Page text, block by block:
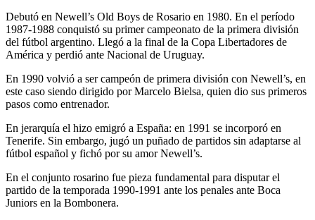
Debutó en Newell’s Old Boys de Rosario en 1980. En el período
1987-1988 conquistó su primer campeonato de la primera división
del fútbol argentino. Llegó a la final de la Copa Libertadores de
América y perdió ante Nacional de Uruguay.
En 1990 volvió a ser campeón de primera división con Newell’s, en
este caso siendo dirigido por Marcelo Bielsa, quien dio sus primeros
pasos como entrenador.
En jerarquía el hizo emigró a España: en 1991 se incorporó en
Tenerife. Sin embargo, jugó un puñado de partidos sin adaptarse al
fútbol español y fichó por su amor Newell’s.
En el conjunto rosarino fue pieza fundamental para disputar el
partido de la temporada 1990-1991 ante los penales ante Boca
Juniors en la Bombonera.